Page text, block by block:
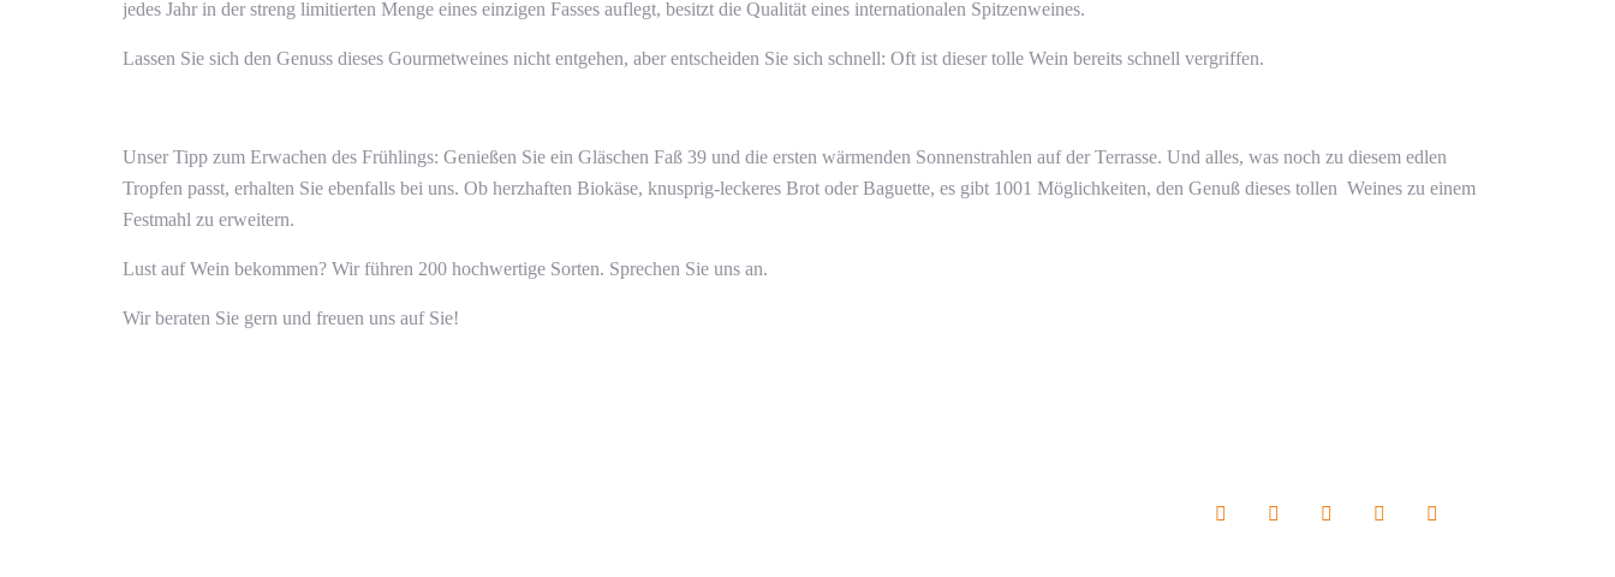
jedes Jahr in der streng limitierten Menge eines einzigen Fasses auflegt, besitzt die Qualität eines internationalen Spitzenweines.
Lassen Sie sich den Genuss dieses Gourmetweines nicht entgehen, aber entscheiden Sie sich schnell: Oft ist dieser tolle Wein bereits schnell vergriffen.
Unser Tipp zum Erwachen des Frühlings: Genießen Sie ein Gläschen Faß 39 und die ersten wärmenden Sonnenstrahlen auf der Terrasse. Und alles, was noch zu diesem edlen
Tropfen passt, erhalten Sie ebenfalls bei uns. Ob herzhaften Biokäse, knusprig-leckeres Brot oder Baguette, es gibt 1001 Möglichkeiten, den Genuß dieses tollen Weines zu einem
Festmahl zu erweitern.
Lust auf Wein bekommen? Wir führen 200 hochwertige Sorten. Sprechen Sie uns an.
Wir beraten Sie gern und freuen uns auf Sie!